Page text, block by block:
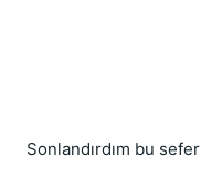
Sonlandırdım bu